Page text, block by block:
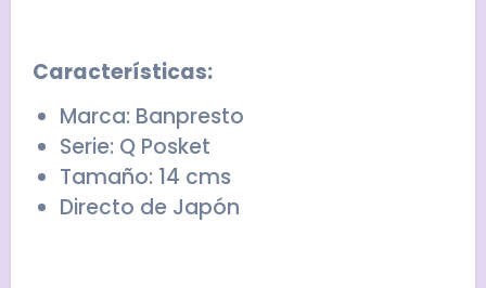
Características:
Marca: Banpresto
Serie: Q Posket
Tamaño: 14 cms
Directo de Japón